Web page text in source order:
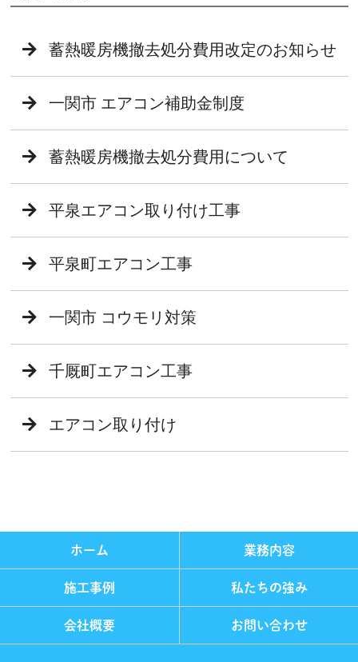
蓄熱暖房機撤去処分費用改定のお知らせ
一関市 エアコン補助金制度
蓄熱暖房機撤去処分費用について
平泉エアコン取り付け工事
平泉町エアコン工事
一関市 コウモリ対策
千厩町エアコン工事
エアコン取り付け
ホーム 業務内容
施工事例 私たちの強み
会社概要 お問い合わせ